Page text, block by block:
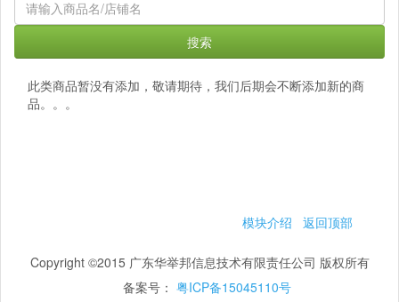
搜索
此类商品暂没有添加，敬请期待，我们后期会不断添加新的商
品。。。
模块介绍 返回顶部
Copyright ©2015 广东华举邦信息技术有限责任公司 版权所有
备案号： 粤ICP备15045110号